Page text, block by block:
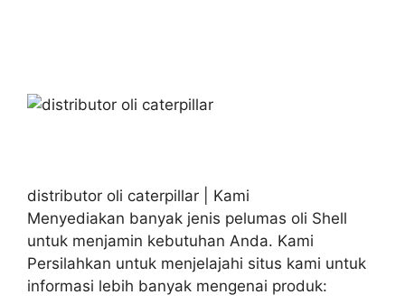
distributor oli caterpillar | Kami
Menyediakan banyak jenis pelumas oli Shell
untuk menjamin kebutuhan Anda. Kami
Persilahkan untuk menjelajahi situs kami untuk
informasi lebih banyak mengenai produk: